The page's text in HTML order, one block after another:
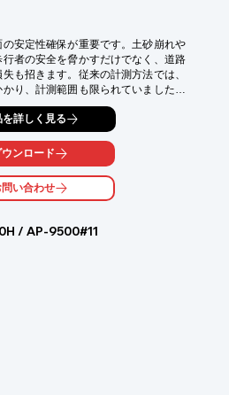
安定性確保が重要です。土砂崩れや
者の安全を脅かすだけでなく、道路
も招きます。従来の計測方法では、
り、計測範囲も限られていました。
ニタリングシステムは、完全ワイヤ
路肩の安全管理を効率化します。
リング
置の容易さ
を詳しく見る
ウンロード
問い合わせ
/ AP-9500#11